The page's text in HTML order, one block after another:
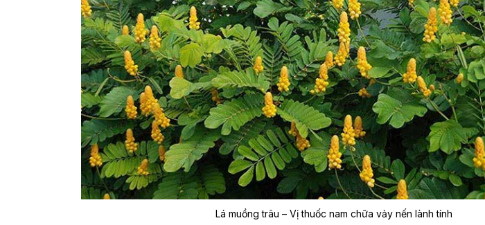
Lá muồng trâu – Vị thuốc nam chữa vảy nến lành tính